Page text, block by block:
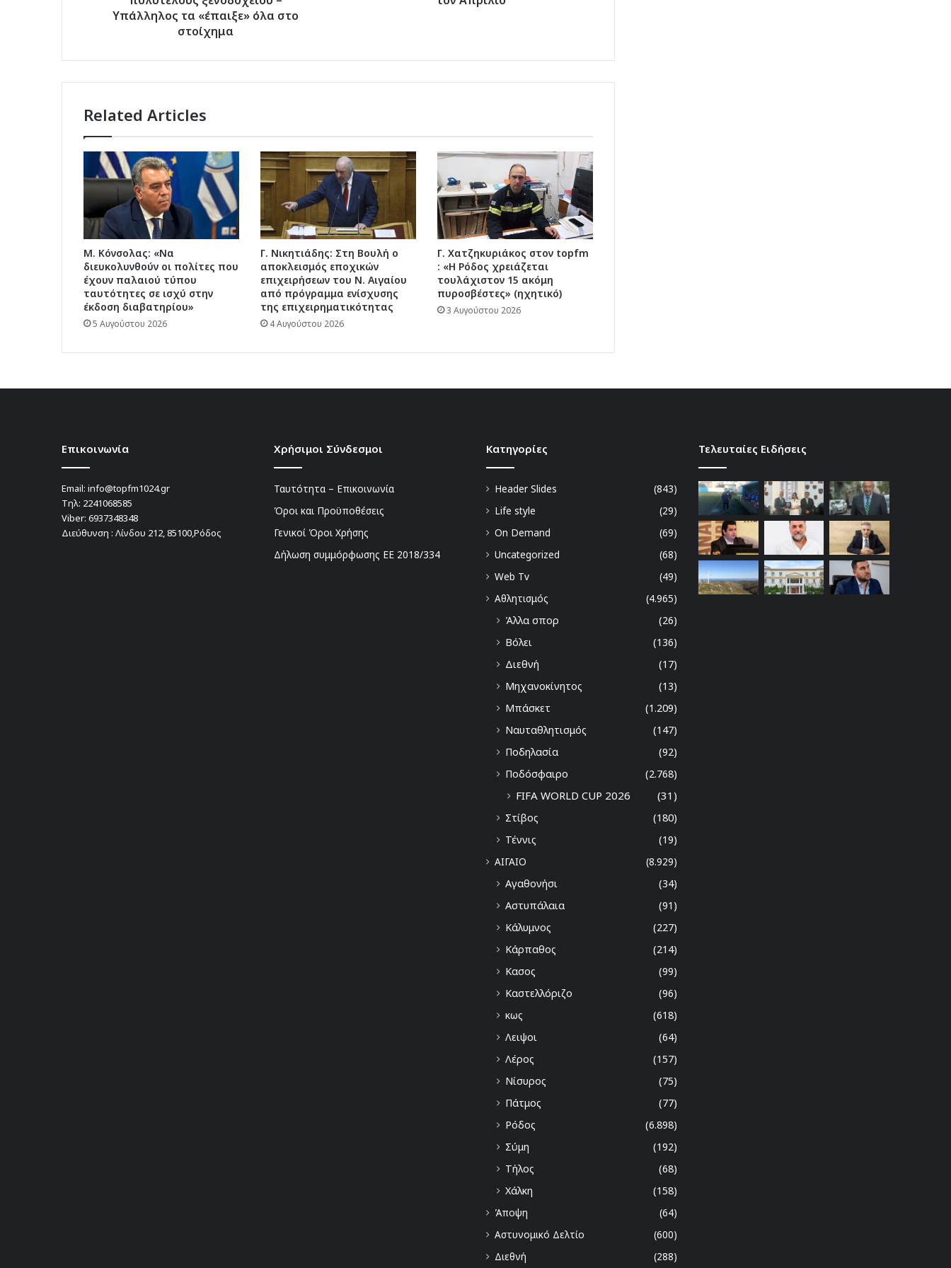
Υπάλληλος τα «έπαιξε» όλα στο
στοίχημα
Related Articles
Μ. Κόνσολας: «Να
διευκολυνθούν οι πολίτες που
έχουν παλαιού τύπου
ταυτότητες σε ισχύ στην
έκδοση διαβατηρίου»
5 Αυγούστου 2026
Γ. Νικητιάδης: Στη Βουλή ο
αποκλεισμός εποχικών
επιχειρήσεων του Ν. Αιγαίου
από πρόγραμμα ενίσχυσης
της επιχειρηματικότητας
4 Αυγούστου 2026
Γ. Χατζηκυριάκος στον topfm
: «Η Ρόδος χρειάζεται
τουλάχιστον 15 ακόμη
πυροσβέστες» (ηχητικό)
3 Αυγούστου 2026
Επικοινωνία
Email: info@topfm1024.gr
Τηλ: 2241068585
Viber: 6937348348
Διεύθυνση : Λίνδου 212, 85100,Ρόδος
Χρήσιμοι Σύνδεσμοι
Ταυτότητα – Επικοινωνία
Όροι και Προϋποθέσεις
Γενικοί Όροι Χρήσης
Δήλωση συμμόρφωσης ΕΕ 2018/334
Kατηγορίες
Header Slides
(843)
Life style
(29)
On Demand
(69)
Uncategorized
(68)
Web Tv
(49)
Αθλητισμός
(4.965)
Άλλα σπορ
(26)
Βόλει
(136)
Διεθνή
(17)
Μηχανοκίνητος
(13)
Μπάσκετ
(1.209)
Ναυταθλητισμός
(147)
Ποδηλασία
(92)
Ποδόσφαιρο
(2.768)
FIFA WORLD CUP 2026 (31)
Στίβος
(180)
Τέννις
(19)
ΑΙΓΑΙΟ
(8.929)
Αγαθονήσι
(34)
Αστυπάλαια
(91)
Κάλυμνος
(227)
Κάρπαθος
(214)
Κασος
(99)
Καστελλόριζο
(96)
κως
(618)
Λειψοι
(64)
Λέρος
(157)
Νίσυρος
(75)
Πάτμος
(77)
Ρόδος
(6.898)
Σύμη
(192)
Τήλος
(68)
Χάλκη
(158)
Άποψη
(64)
Αστυνομικό Δελτίο
(600)
Διεθνή
(288)
Τελευταίες Ειδήσεις